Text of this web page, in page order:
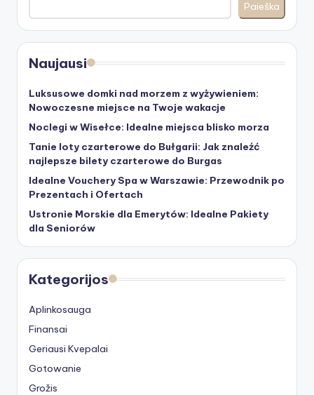
Paieška
Naujausi
Luksusowe domki nad morzem z wyżywieniem:
Nowoczesne miejsce na Twoje wakacje
Noclegi w Wisełce: Idealne miejsca blisko morza
Tanie loty czarterowe do Bułgarii: Jak znaleźć
najlepsze bilety czarterowe do Burgas
Idealne Vouchery Spa w Warszawie: Przewodnik po
Prezentach i Ofertach
Ustronie Morskie dla Emerytów: Idealne Pakiety
dla Seniorów
Kategorijos
Aplinkosauga
Finansai
Geriausi Kvepalai
Gotowanie
Grožis